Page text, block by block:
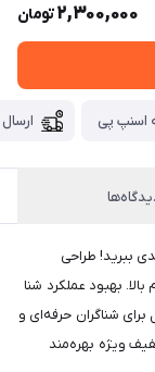
2,300,000تومان
ببرید! طراحی
بهبود عملکرد شنا
شناگران حرفه‌ای و
ویژه بهره‌مند